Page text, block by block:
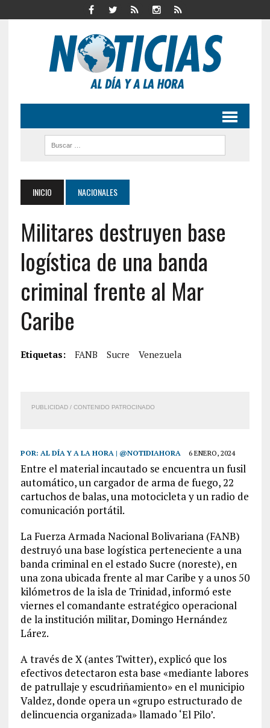
INICIO NACIONALES
Militares destruyen base
logística de una banda
criminal frente al Mar
Caribe
Etiquetas: FANB Sucre Venezuela
PUBLICIDAD / CONTENIDO PATROCINADO
POR: AL DÍA Y A LA HORA | @NOTIDIAHORA 6 ENERO, 2024
Entre el material incautado se encuentra un fusil
automático, un cargador de arma de fuego, 22
cartuchos de balas, una motocicleta y un radio de
comunicación portátil.
La Fuerza Armada Nacional Bolivariana (FANB)
destruyó una base logística perteneciente a una
banda criminal en el estado Sucre (noreste), en
una zona ubicada frente al mar Caribe y a unos 50
kilómetros de la isla de Trinidad, informó este
viernes el comandante estratégico operacional
de la institución militar, Domingo Hernández
Lárez.
A través de X (antes Twitter), explicó que los
efectivos detectaron esta base «mediante labores
de patrullaje y escudriñamiento» en el municipio
Valdez, donde opera un «grupo estructurado de
delincuencia organizada» llamado ‘El Pilo’.